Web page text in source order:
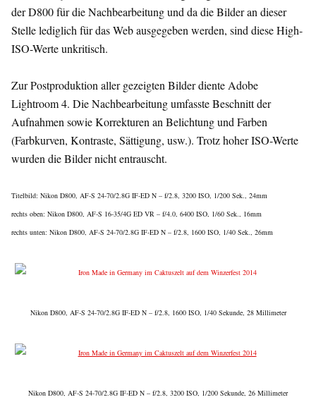
der D800 für die Nachbearbeitung und da die Bilder an dieser
Stelle lediglich für das Web ausgegeben werden, sind diese High-
ISO-Werte unkritisch.
Zur Postproduktion aller gezeigten Bilder diente Adobe
Lightroom 4. Die Nachbearbeitung umfasste Beschnitt der
Aufnahmen sowie Korrekturen an Belichtung und Farben
(Farbkurven, Kontraste, Sättigung, usw.). Trotz hoher ISO-Werte
wurden die Bilder nicht entrauscht.
Titelbild: Nikon D800, AF-S 24-70/2.8G IF-ED N – f/2.8, 3200 ISO, 1/200 Sek., 24mm
rechts oben: Nikon D800, AF-S 16-35/4G ED VR – f/4.0, 6400 ISO, 1/60 Sek., 16mm
rechts unten: Nikon D800, AF-S 24-70/2.8G IF-ED N – f/2.8, 1600 ISO, 1/40 Sek., 26mm
Nikon D800, AF-S 24-70/2.8G IF-ED N – f/2.8, 1600 ISO, 1/40 Sekunde, 28 Millimeter
Nikon D800, AF-S 24-70/2.8G IF-ED N – f/2.8, 3200 ISO, 1/200 Sekunde, 26 Millimeter